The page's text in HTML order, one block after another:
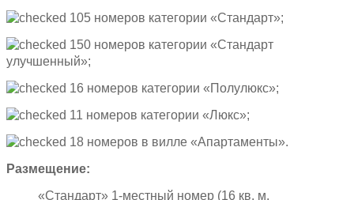
105 номеров категории «Стандарт»;
150 номеров категории «Стандарт
улучшенный»;
16 номеров категории «Полулюкс»;
11 номеров категории «Люкс»;
18 номеров в вилле «Апартаменты».
Размещение:
«Стандарт» 1-местный номер (16 кв. м.